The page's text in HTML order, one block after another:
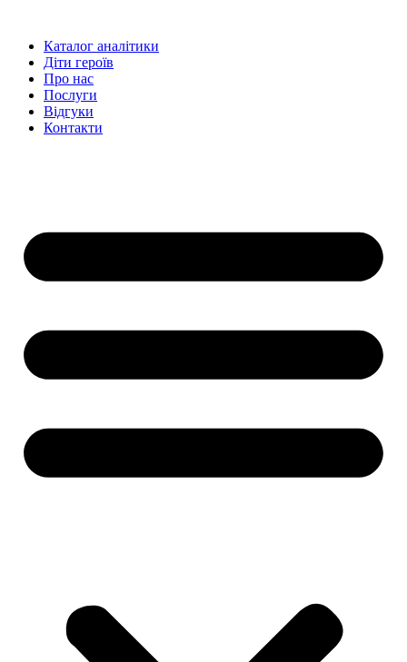
вмістуКаталог аналітики
Діти героїв
Про нас
Послуги
Відгуки
Контакти